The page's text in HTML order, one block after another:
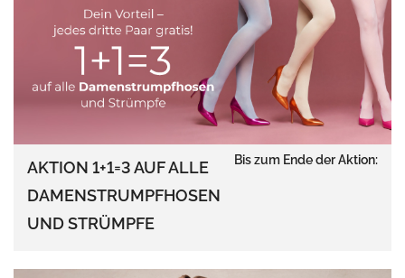
AKTION 1+1=3 AUF ALLE
DAMENSTRUMPFHOSEN
UND STRÜMPFE
Bis zum Ende der Aktion: